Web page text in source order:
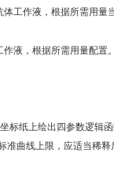
工作液，根据所需用量
液，根据所需用量配置。
标纸上绘出四参数逻辑
准曲线上限，应适当稀